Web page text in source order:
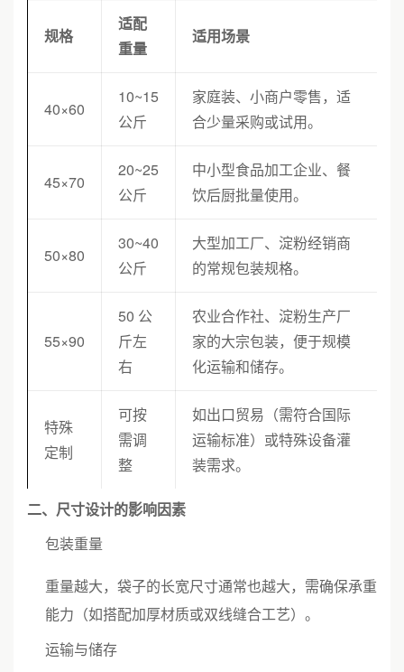
规格
适配
重量
适用场景
40×60
10~15
公斤
家庭装、小商户零售，适
合少量采购或试用。
45×70
20~25
公斤
中小型食品加工企业、餐
饮后厨批量使用。
50×80
30~40
公斤
大型加工厂、淀粉经销商
的常规包装规格。
55×90
50 公
斤左
右
农业合作社、淀粉生产厂
家的大宗包装，便于规模
化运输和储存。
特殊
定制
可按
需调
整
如出口贸易（需符合国际
运输标准）或特殊设备灌
装需求。
二、尺寸设计的影响因素
包装重量
重量越大，袋子的长宽尺寸通常也越大，需确保承重
能力（如搭配加厚材质或双线缝合工艺）。
运输与储存